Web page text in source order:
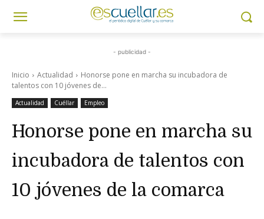
- publicidad -
Inicio Actualidad
Honorse pone en marcha su incubadora de
talentos con 10 jóvenes de...
Actualidad Cuéllar Empleo
Honorse pone en marcha su
incubadora de talentos con
10 jóvenes de la comarca